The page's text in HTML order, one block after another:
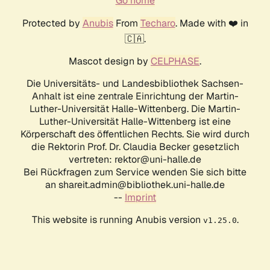
Protected by AnubisFrom Techaro. Made with ❤️ in
🇨🇦.
Mascot design by CELPHASE.
Die Universitäts- und Landesbibliothek Sachsen-
Anhalt ist eine zentrale Einrichtung der Martin-
Luther-Universität Halle-Wittenberg. Die Martin-
Luther-Universität Halle-Wittenberg ist eine
Körperschaft des öffentlichen Rechts. Sie wird durch
die Rektorin Prof. Dr. Claudia Becker gesetzlich
vertreten: rektor@uni-halle.de
Bei Rückfragen zum Service wenden Sie sich bitte
an shareit.admin@bibliothek.uni-halle.de
-- Imprint
This website is running Anubis version v1.25.0.